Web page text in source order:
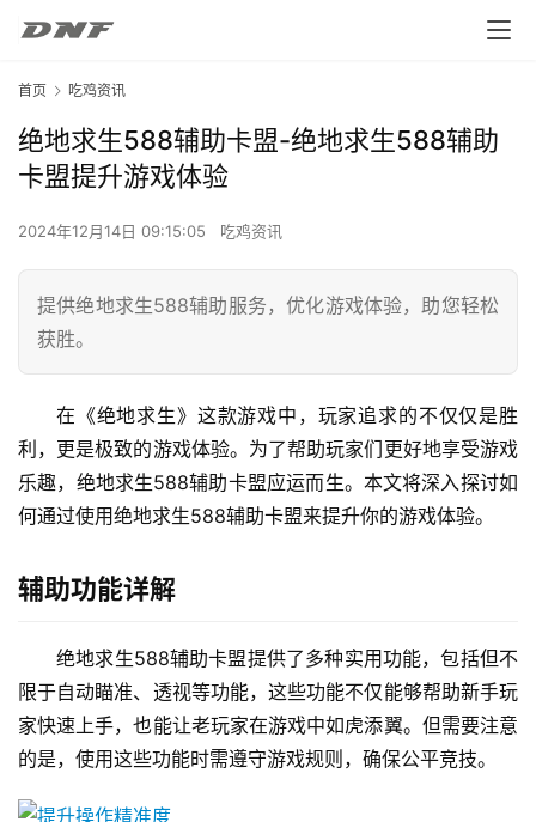
首页 吃鸡资讯
绝地求生588辅助卡盟-绝地求生588辅助
卡盟提升游戏体验
2024年12月14日 09:15:05 吃鸡资讯
提供绝地求生588辅助服务，优化游戏体验，助您轻松
获胜。
在《绝地求生》这款游戏中，玩家追求的不仅仅是胜
利，更是极致的游戏体验。为了帮助玩家们更好地享受游戏
乐趣，绝地求生588辅助卡盟应运而生。本文将深入探讨如
何通过使用绝地求生588辅助卡盟来提升你的游戏体验。
辅助功能详解
绝地求生588辅助卡盟提供了多种实用功能，包括但不
限于自动瞄准、透视等功能，这些功能不仅能够帮助新手玩
家快速上手，也能让老玩家在游戏中如虎添翼。但需要注意
的是，使用这些功能时需遵守游戏规则，确保公平竞技。